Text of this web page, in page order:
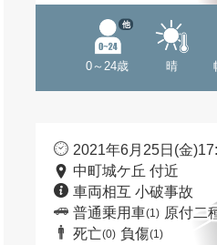
0～24歳
他
晴
2021年6月25日(金
中町城ケ丘 付近
車両相互 小破事故
普通乗用車(1) 原付二
死亡(0) 負傷(1)